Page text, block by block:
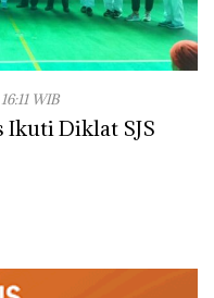
WIB
Diklat SJS